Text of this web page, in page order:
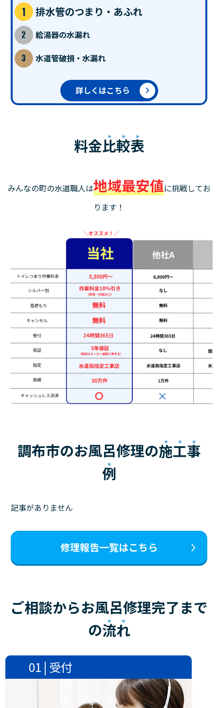
排水管のつまり・あふれ
給湯器の水漏れ
水道管破損・水漏れ
詳しくはこちら
料金比較表
みんなの町の水道職人は地域最安値に挑戦してお
ります！
調布市のお風呂修理の施工事
例
記事がありません
修理報告一覧はこちら
ご相談からお風呂修理完了まで
の流れ
01 | 受付